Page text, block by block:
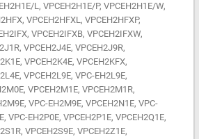
L, VPCEH2H1E/P, VPCEH2H1E/W,
VPCEH2HFXL, VPCEH2HFXP,
VPCEH2IFXB, VPCEH2IFXW,
VPCEH2J4E, VPCEH2J9R,
VPCEH2K4E, VPCEH2KFX,
VPCEH2L9E, VPC-EH2L9E,
VPCEH2M1E, VPCEH2M1R,
VPC-EH2M9E, VPCEH2N1E, VPC-
VPC-EH2P0E, VPCEH2P1E, VPCEH2Q1E,
VPCEH2S9E, VPCEH2Z1E,